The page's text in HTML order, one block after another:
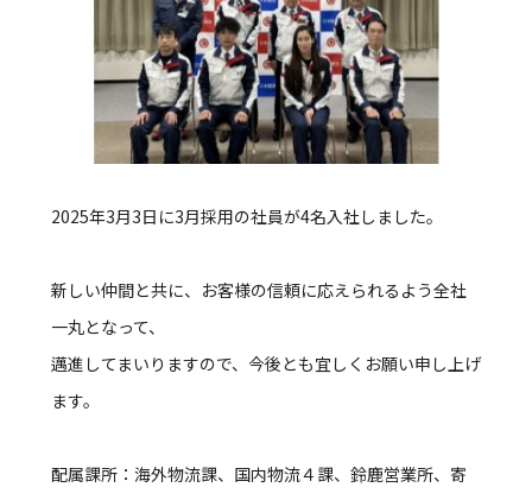
2025年3月3日に3月採用の社員が4名入社しました。
新しい仲間と共に、お客様の信頼に応えられるよう全社
一丸となって、
邁進してまいりますので、今後とも宜しくお願い申し上げ
ます。
配属課所：海外物流課、国内物流４課、鈴鹿営業所、寄